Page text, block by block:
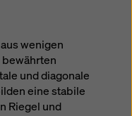
wenigen
und diagonale
eine stabile
Riegel und